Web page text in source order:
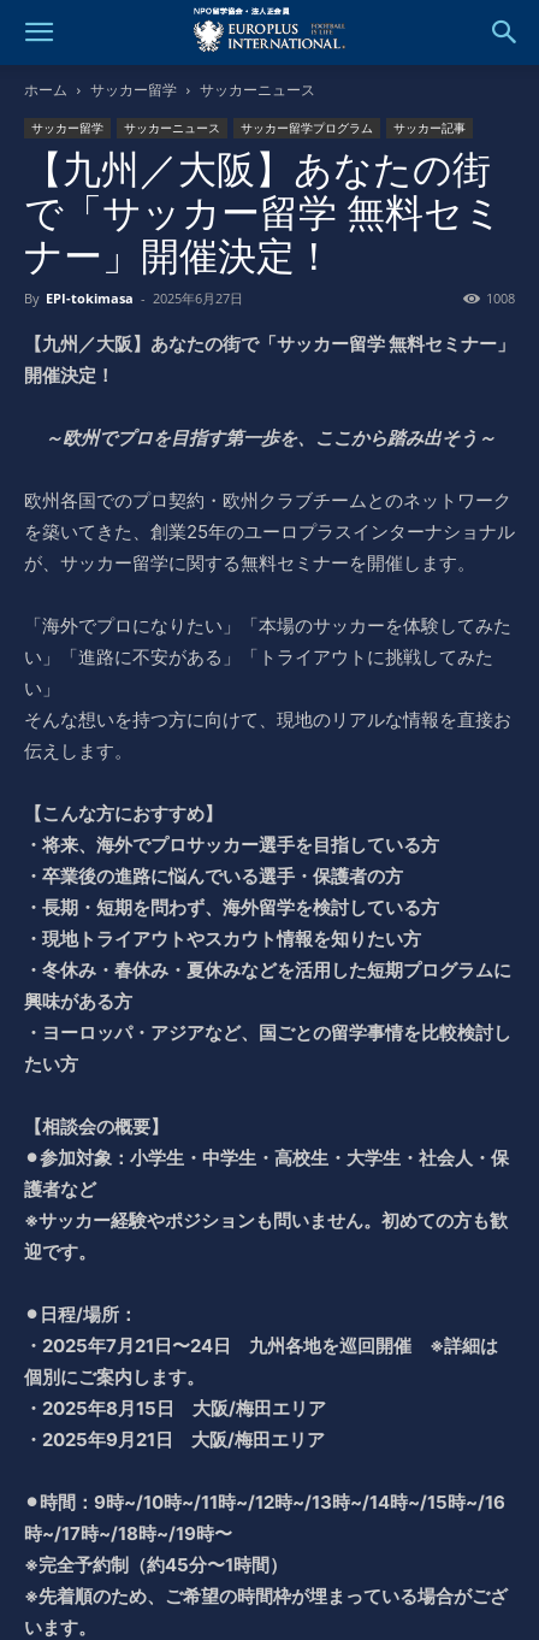
ホーム サッカー留学 サッカーニュース
サッカー留学 サッカーニュース サッカー留学プログラム サッカー記事
【九州／大阪】あなたの街
で「サッカー留学 無料セミ
ナー」開催決定！
By EPI-tokimasa - 2025年6月27日 1008
【九州／大阪】あなたの街で「サッカー留学 無料セミナー」
開催決定！
～欧州でプロを目指す第一歩を、ここから踏み出そう～
欧州各国でのプロ契約・欧州クラブチームとのネットワーク
を築いてきた、創業25年のユーロプラスインターナショナル
が、サッカー留学に関する無料セミナーを開催します。
「海外でプロになりたい」「本場のサッカーを体験してみた
い」「進路に不安がある」「トライアウトに挑戦してみた
い」
そんな想いを持つ方に向けて、現地のリアルな情報を直接お
伝えします。
【こんな方におすすめ】
・将来、海外でプロサッカー選手を目指している方
・卒業後の進路に悩んでいる選手・保護者の方
・長期・短期を問わず、海外留学を検討している方
・現地トライアウトやスカウト情報を知りたい方
・冬休み・春休み・夏休みなどを活用した短期プログラムに
興味がある方
・ヨーロッパ・アジアなど、国ごとの留学事情を比較検討し
たい方
【相談会の概要】
⚫︎参加対象：小学生・中学生・高校生・大学生・社会人・保
護者など
※サッカー経験やポジションも問いません。初めての方も歓
迎です。
⚫︎日程/場所：
・2025年7月21日〜24日 九州各地を巡回開催 ※詳細は
個別にご案内します。
・2025年8月15日 大阪/梅田エリア
・2025年9月21日 大阪/梅田エリア
⚫︎時間：9時~/10時~/11時~/12時~/13時~/14時~/15時~/16
時~/17時~/18時~/19時〜
※完全予約制（約45分〜1時間）
※先着順のため、ご希望の時間枠が埋まっている場合がござ
います。